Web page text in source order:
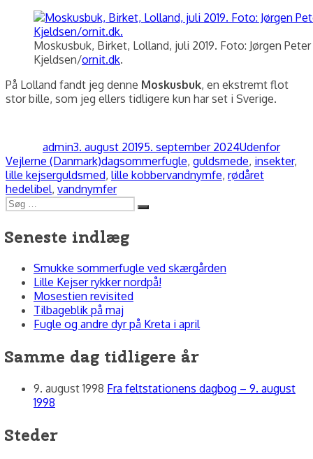
Moskusbuk, Birket, Lolland, juli 2019. Foto: Jørgen Peter
Kjeldsen/ornit.dk.
På Lolland fandt jeg denne Moskusbuk, en ekstremt flot
stor bille, som jeg ellers tidligere kun har set i Sverige.
admin3. august 20195. september 2024Udenfor
Vejlerne (Danmark)Tags
dagsommerfugle, guldsmede, insekter,
lille kejserguldsmed, lille kobbervandnymfe, rødåret
hedelibel, vandnymfer
Søg
efter:
Søg
Seneste indlæg
Smukke sommerfugle ved skærgården
Lille Kejser rykker nordpå!
Mosestien revisited
Tilbageblik på maj
Fugle og andre dyr på Kreta i april
Samme dag tidligere år
9. august 1998 Fra feltstationens dagbog – 9. august
1998
Steder